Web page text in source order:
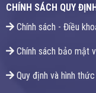
CHÍNH SÁCH QUY
Chính sách - Điều
Chính sách bảo mật
Quy định và hình